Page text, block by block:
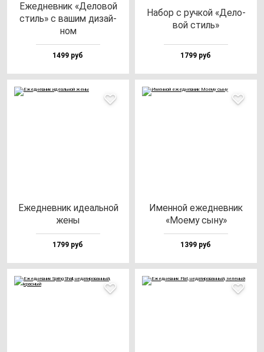
Ежед­нев­ник «Дело­вой
стиль» с ва­шим ди­зай­
ном
1499 руб
Набор с руч­кой «Дело­
вой стиль»
1799 руб
Ежед­нев­ник иде­аль­ной
же­ны
1799 руб
Имен­ной ежед­нев­ник
«Моему сы­ну»
1399 руб